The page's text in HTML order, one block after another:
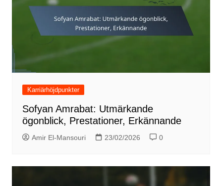
Karriärhöjdpunkter
Sofyan Amrabat: Utmärkande
ögonblick, Prestationer, Erkännande
Amir El-Mansouri 23/02/2026 0